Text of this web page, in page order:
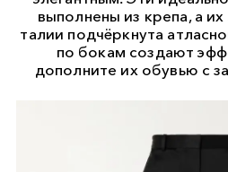
выполнены из крепа, а
талии подчёркнута
по бокам создают
дополните их обувью с